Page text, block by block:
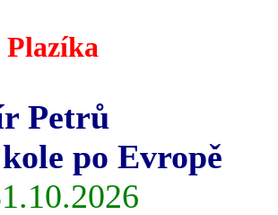
Plazíka
Petrů
po Evropě